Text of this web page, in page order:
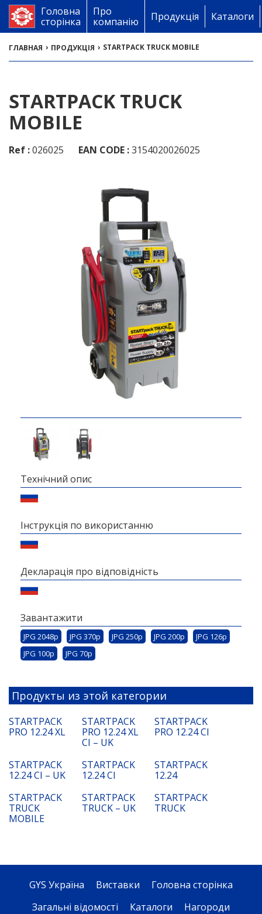
Головна
сторінка
Про
компанію
Продукція Каталоги
ГЛАВНАЯ › ПРОДУКЦІЯ › STARTPACK TRUCK MOBILE
STARTPACK TRUCK
MOBILE
Ref :026025 EAN CODE :3154020026025
Технічний опис
Інструкція по використанню
Декларація про відповідність
Завантажити
JPG 2048p JPG 370p JPG 250p JPG 200p
JPG 126p
JPG 100p
JPG 70p
Продукты из этой категории
STARTPACK
PRO 12.24 XL
STARTPACK
PRO 12.24 XL
CI – UK
STARTPACK
PRO 12.24 CI
STARTPACK
12.24 CI – UK
STARTPACK
12.24 CI
STARTPACK
12.24
STARTPACK
TRUCK
MOBILE
STARTPACK
TRUCK – UK
STARTPACK
TRUCK
GYS Україна Виставки
Головна сторінка
Загальні відомості
Каталоги
Нагороди